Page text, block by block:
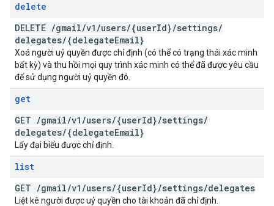
delete
DELETE /gmail/v1 /users/{userId}/settings/
delegates/{delegateEmail}
Xoá người uỷ quyền được chỉ định (có thể có trạng thái xác minh
bất kỳ) và thu hồi mọi quy trình xác minh có thể đã được yêu cầu
để sử dụng người uỷ quyền đó.
get
GET /gmail/v1 /users/{userId}/settings/
delegates/{delegateEmail}
Lấy đại biểu được chỉ định.
list
GET /gmail/v1 /users/{userId}/settings/delegates
Liệt kê người được uỷ quyền cho tài khoản đã chỉ định.